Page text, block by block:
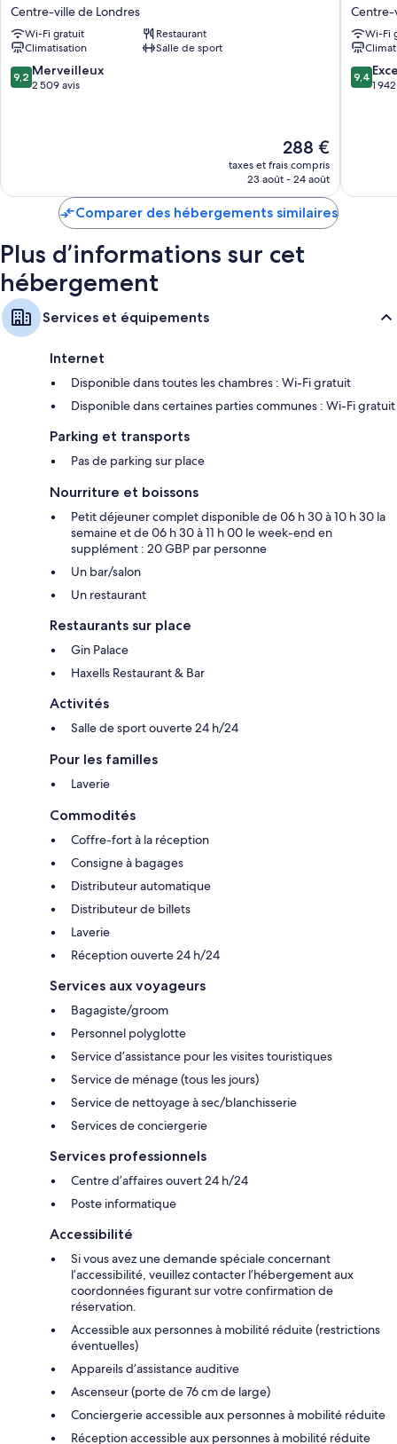
Royal
Horseguards,
London
Centre-
ville
de
Centre-ville de Londres
Wi-Fi gratuit
Restaurant
Climatisation
Salle de sport
9.2
sur
9,2 Merveilleux
2 509 avis
Le
nouveau
prix
de
288 €
taxes et frais compris
23 août - 24 août
London,
Charing
Cross
Centre-
ville
Centre-
Wi-Fi
9.4
sur
9,4
1
Comparer des hébergements similaires
Plus d’informations sur cet
hébergement
Services et équipements
Internet
Disponible dans toutes les chambres : Wi-Fi gratuit
Disponible dans certaines parties communes : Wi-Fi gratuit
Parking et transports
Pas de parking sur place
Nourriture et boissons
Petit déjeuner complet disponible de 06 h 30 à 10 h 30 la
semaine et de 06 h 30 à 11 h 00 le week-end en
supplément : 20 GBP par personne
Un bar/salon
Un restaurant
Restaurants sur place
Gin Palace
Haxells Restaurant & Bar
Activités
Salle de sport ouverte 24 h/24
Pour les familles
Laverie
Commodités
Coffre-fort à la réception
Consigne à bagages
Distributeur automatique
Distributeur de billets
Laverie
Réception ouverte 24 h/24
Services aux voyageurs
Bagagiste/groom
Personnel polyglotte
Service d’assistance pour les visites touristiques
Service de ménage (tous les jours)
Service de nettoyage à sec/blanchisserie
Services de conciergerie
Services professionnels
Centre d’affaires ouvert 24 h/24
Poste informatique
Accessibilité
Si vous avez une demande spéciale concernant
l’accessibilité, veuillez contacter l’hébergement aux
coordonnées figurant sur votre confirmation de
réservation.
Accessible aux personnes à mobilité réduite (restrictions
éventuelles)
Appareils d’assistance auditive
Ascenseur (porte de 76 cm de large)
Conciergerie accessible aux personnes à mobilité réduite
Réception accessible aux personnes à mobilité réduite